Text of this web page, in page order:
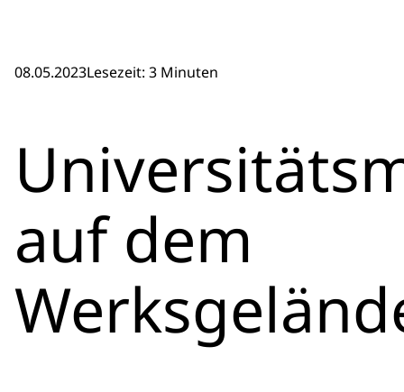
08.05.2023Lesezeit: 3 Minuten
auf dem